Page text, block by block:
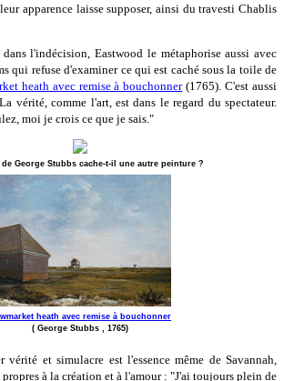
apparence laisse supposer, ainsi du travesti Chablis
l'indécision, Eastwood le métaphorise aussi avec
qui refuse d'examiner ce qui est caché sous la toile de
heath avec remise à bouchonner(1765). C'est aussi
vérité, comme l'art, est dans le regard du spectateur.
moi je crois ce que je sais."
de George Stubbs cache-t-il une autre peinture ?
heath avec remise à bouchonner
( George Stubbs , 1765)
et simulacre est l'essence même de Savannah,
à la création et à l'amour : "J'ai toujours plein de